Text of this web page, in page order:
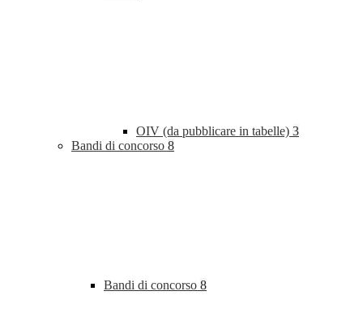
OIV (da pubblicare in tabelle) 3
Bandi di concorso 8
Bandi di concorso 8